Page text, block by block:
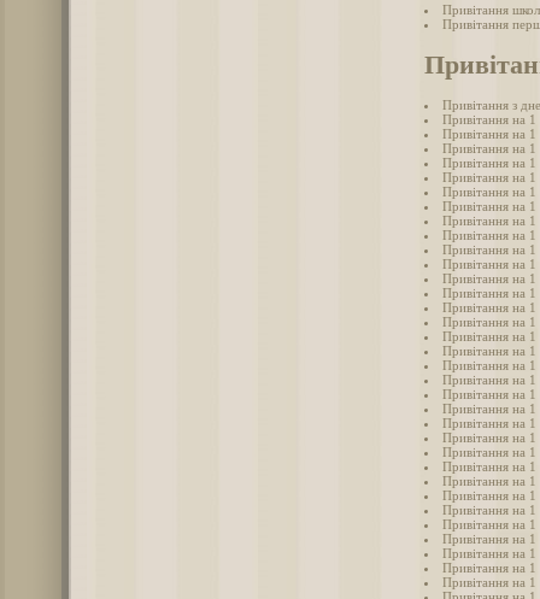
Привітання
Привітання
Привітання з
Привітання на 1
Привітання на
Привітання на
Привітання на
Привітання на
Привітання на 1
Привітання на 1
Привітання на
Привітання на
Привітання на 1
Привітання на 1
Привітання на 1
Привітання на 1
Привітання на 1
Привітання на 1
Привітання на 1
Привітання на 1
Привітання на 1
Привітання на 1
Привітання на 1
Привітання на
Привітання на 1
Привітання на 1
Привітання на 1
Привітання на 1
Привітання на 1
Привітання на
Привітання на 1
Привітання на 1
Привітання на 1
Привітання на 1
Привітання на 1
Привітання на 1